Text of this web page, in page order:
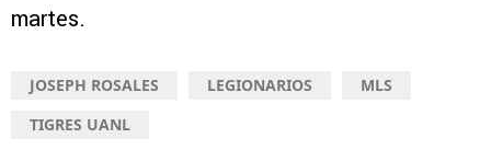
martes.
JOSEPH ROSALES LEGIONARIOS
MLS
TIGRES UANL